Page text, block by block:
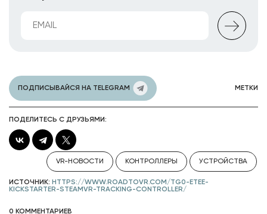
ПОДПИСЫВАЙСЯ НА TELEGRAM МЕТКИ
ПОДЕЛИТЕСЬ С ДРУЗЬЯМИ:
VR-НОВОСТИ КОНТРОЛЛЕРЫ УСТРОЙСТВА
ИСТОЧНИК: HTTPS://WWW.ROADTOVR.COM/TG0-ETEE-
KICKSTARTER-STEAMVR-TRACKING-CONTROLLER/
0 КОММЕНТАРИЕВ